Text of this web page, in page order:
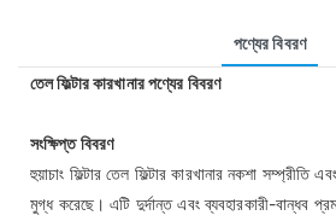
পণ্যের বিবরণ
তেল ফিল্টার কারখানার পণ্যের বিবরণ
সংক্ষিপ্ত বিবরণ
হুয়াচাং ফিল্টার তেল ফিল্টার কারখানার নকশা সম্প্রীতি
মুগ্ধ করেছে। এটি দুর্দান্ত এবং ব্যবহারকারী-বান্ধব